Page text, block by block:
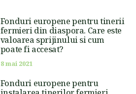
Fonduri europene pentru tinerii
fermieri din diaspora. Care este
valoarea sprijinului si cum
poate fi accesat?
8 mai 2021
Fonduri europene pentru